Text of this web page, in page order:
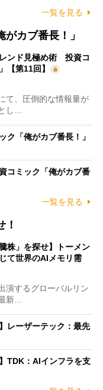
一覧を見る
カブ番長！」
レンド見極め術 投資コ
【第11回】
て、圧倒的な情報量が
し…
「俺がカブ番長！」
コミック「俺がカブ番
一覧を見る
！
株」を探せ】トーメン
て世界のAIメモリ需
演するグローバルリン
新…
レーザーテック：最先
TDK：AIインフラを支